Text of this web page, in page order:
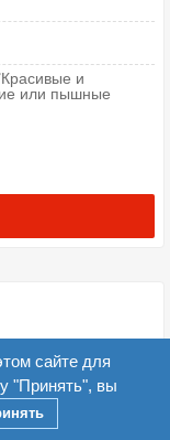
и
или пышные
сайте для
"Принять", вы